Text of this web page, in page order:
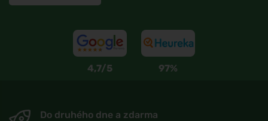
4,7/5 97%
Do druhého dne a zdarma